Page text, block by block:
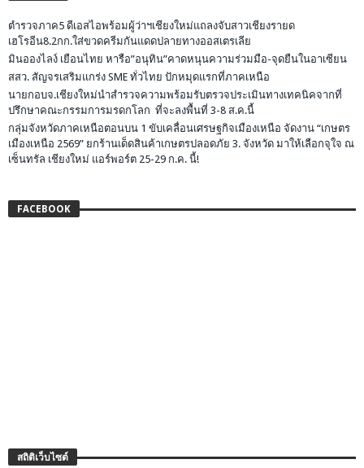
ตำรวจภาค5 ดีเอสไอพร้อมผู้ว่าฯเชียงใหม่แถลงจับสาวเชียงรายด
เฮโรอีน8.2กก.ใส่ขวดครีมกันแดดปลายทางออสเตรเลีย
มินอองไลง์ เยือนไทย หารือ”อนุทิน”คาดหนุนความร่วมมือ-จุดยืนในอาเซียน
สสว. สัญจรเสริมแกร่ง SME ทั่วไทย ปักหมุดแรกที่ภาคเหนือ
นายกอบจ.เชียงใหม่นำสำรวจความพร้อมรับตรวจประเมินทางเทคนิคจากที่
ปรึกษาคณะกรรมการมรดกโลก ที่จะลงพื้นที่ 3-8 ส.ค.นี้
กลุ่มจังหวัดภาคเหนือตอนบน 1 ขับเคลื่อนเศรษฐกิจเมืองเหนือ จัดงาน “เกษตร
เมืองเหนือ 2569” ยกร้านเด็ดสินค้าเกษตรปลอดภัย 3. จังหวัด มาให้เลือกจุใจ ณ
เซ็นทรัล เชียงใหม่ แอร์พอร์ต 25-29 ก.ค. นี้!
FACEBOOK
สถิติเว็บไซต์